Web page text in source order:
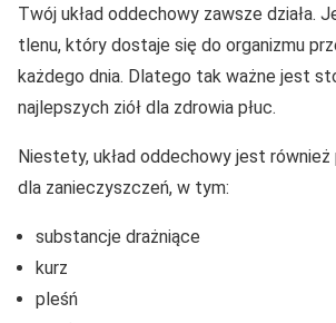
Twój układ oddechowy zawsze działa.
tlenu, który dostaje się do organizmu
każdego dnia. Dlatego tak ważne jest
najlepszych ziół dla zdrowia płuc.
Niestety, układ oddechowy jest
dla zanieczyszczeń, w tym:
substancje drażniące
kurz
pleśń